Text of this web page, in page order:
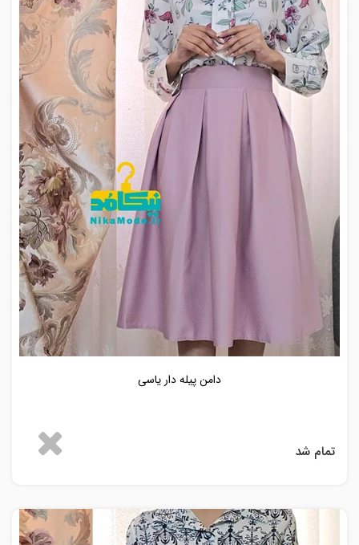
دامن پیله دار یاسی
تمام شد